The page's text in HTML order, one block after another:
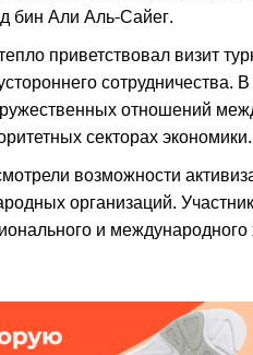
бин Али Аль-Сайег.
приветствовал визит
сотрудничества.
отношений
секторах экономики.
возможности
организаций.
и международного